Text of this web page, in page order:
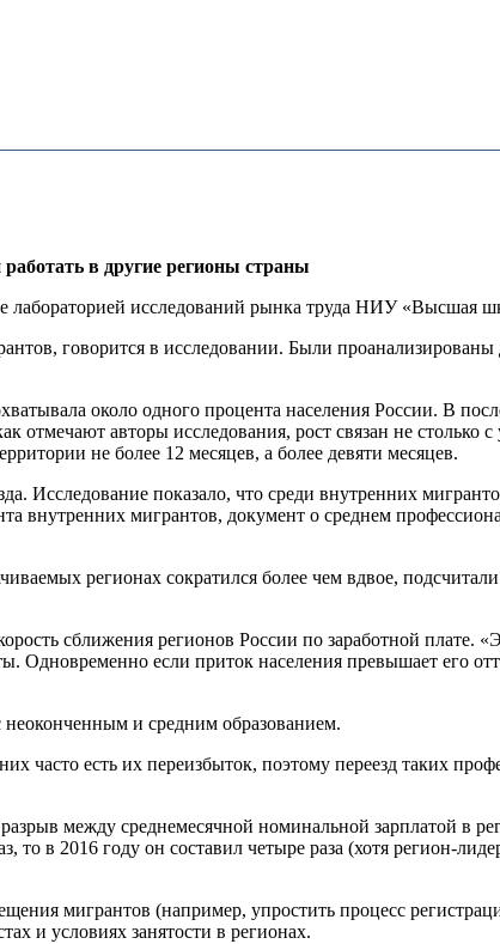
в другие регионы страны
лабораторией исследований рынка труда НИУ «Высшая
говорится в исследовании. Были проанализированы
около одного процента населения России. В
отмечают авторы исследования, рост связан не столько
не более 12 месяцев, а более девяти месяцев.
Исследование показало, что среди внутренних
внутренних мигрантов, документ о среднем
регионах сократился более чем вдвое,
сближения регионов России по заработной плате.
Одновременно если приток населения превышает его
и средним образованием.
часто есть их переизбыток, поэтому переезд таких
между среднемесячной номинальной зарплатой в
в 2016 году он составил четыре раза (хотя регион-
мигрантов (например, упростить процесс
и условиях занятости в регионах.